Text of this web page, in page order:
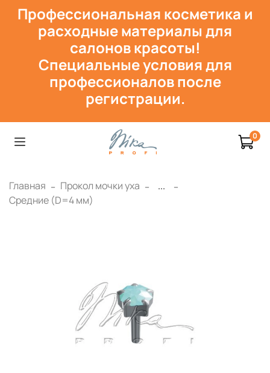
Профессиональная косметика и
расходные материалы для
салонов красоты!
Специальные условия для
профессионалов после
регистрации.
0
Главная Прокол мочки уха
...
Средние (D=4 мм)